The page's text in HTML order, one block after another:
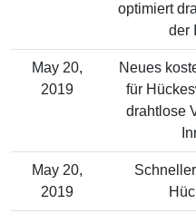
optimiert
der
May 20,
2019
Neues
für
drahtlose
May 20,
2019